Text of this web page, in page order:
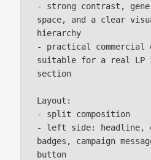
- strong contrast,
space, and a clear
hierarchy
- practical commercial
suitable for a real LP
section
Layout:
- split composition
- left side: headline,
badges, campaign
button